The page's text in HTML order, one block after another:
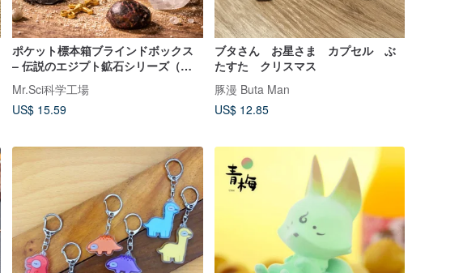
ポケット標本箱ブラインドボックス
– 伝説のエジプト鉱石シリーズ（全 6
種ランダム）
Mr.Sci科学工場
US$ 15.59
ブタさん お星さま カプセル ぶ
たすた クリスマス
豚漫 Buta Man
US$ 12.85